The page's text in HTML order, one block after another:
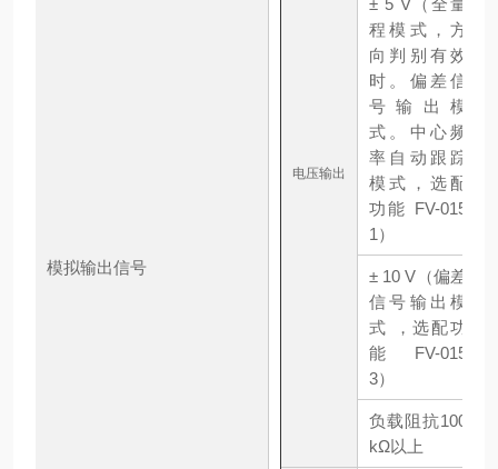
模拟输出信号
电压输出
± 5 V（全量
程模式，方
向判别有效
时。偏差信
号输出模
式。中心频
率自动跟踪
模式，选配
功能 FV-015
1）
± 10 V（偏差
信号输出模
式 ，选配功
能 FV-015
3）
负载阻抗100
kΩ以上